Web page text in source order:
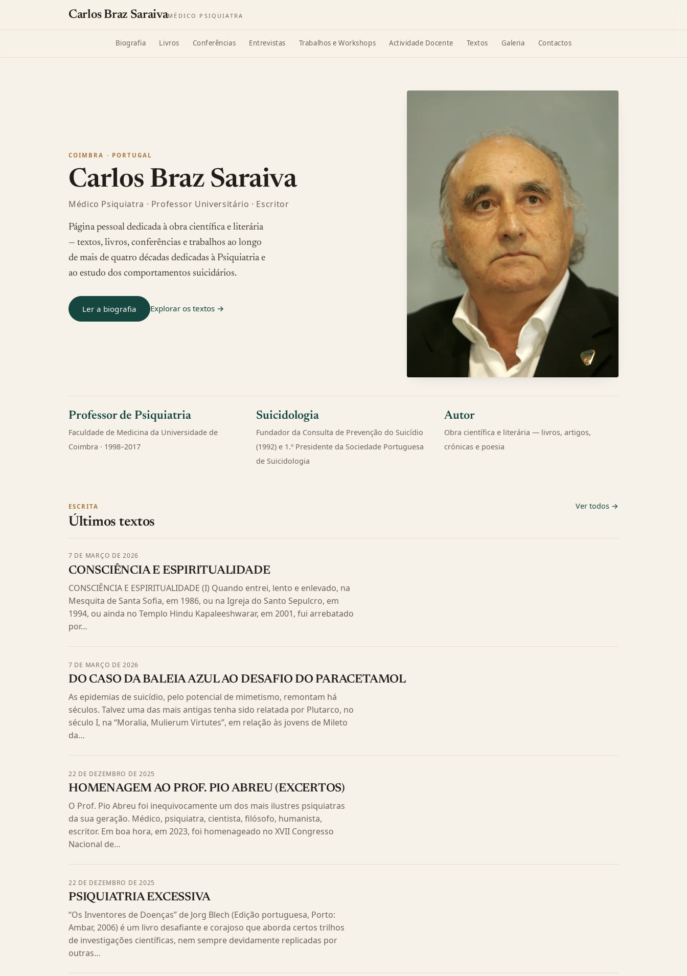
Carlos Braz SaraivaMÉDICO PSIQUIATRA
Biografia Livros Conferências Entrevistas Trabalhos e Workshops Actividade Docente Textos Galeria Contactos
COIMBRA · PORTUGAL
Carlos Braz Saraiva
Médico Psiquiatra · Professor Universitário · Escritor
Página pessoal dedicada à obra científica e literária
— textos, livros, conferências e trabalhos ao longo
de mais de quatro décadas dedicadas à Psiquiatria e
ao estudo dos comportamentos suicidários.
Ler a biografia Explorar os textos →
Professor de Psiquiatria
Faculdade de Medicina da Universidade de
Coimbra · 1998–2017
Suicidologia
Fundador da Consulta de Prevenção do Suicídio
(1992) e 1.º Presidente da Sociedade Portuguesa
de Suicidologia
Autor
Obra científica e literária — livros, artigos,
crónicas e poesia
ESCRITA
Últimos textos
Ver todos →
7 DE MARÇO DE 2026
CONSCIÊNCIA E ESPIRITUALIDADE
CONSCIÊNCIA E ESPIRITUALIDADE (I) Quando entrei, lento e enlevado, na
Mesquita de Santa Sofia, em 1986, ou na Igreja do Santo Sepulcro, em
1994, ou ainda no Templo Hindu Kapaleeshwarar, em 2001, fui arrebatado
por…
7 DE MARÇO DE 2026
DO CASO DA BALEIA AZUL AO DESAFIO DO PARACETAMOL
As epidemias de suicídio, pelo potencial de mimetismo, remontam há
séculos. Talvez uma das mais antigas tenha sido relatada por Plutarco, no
século I, na “Moralia, Mulierum Virtutes”, em relação às jovens de Mileto
da…
22 DE DEZEMBRO DE 2025
HOMENAGEM AO PROF. PIO ABREU (EXCERTOS)
O Prof. Pio Abreu foi inequivocamente um dos mais ilustres psiquiatras
da sua geração. Médico, psiquiatra, cientista, filósofo, humanista,
escritor. Em boa hora, em 2023, foi homenageado no XVII Congresso
Nacional de…
22 DE DEZEMBRO DE 2025
PSIQUIATRIA EXCESSIVA
“Os Inventores de Doenças” de Jorg Blech (Edição portuguesa, Porto:
Ambar, 2006) é um livro desafiante e corajoso que aborda certos trilhos
de investigações científicas, nem sempre devidamente replicadas por
outras…